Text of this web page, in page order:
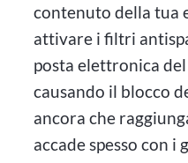
contenuto della tua
attivare i filtri
posta elettronica
causando il blocco
ancora che
accade spesso con